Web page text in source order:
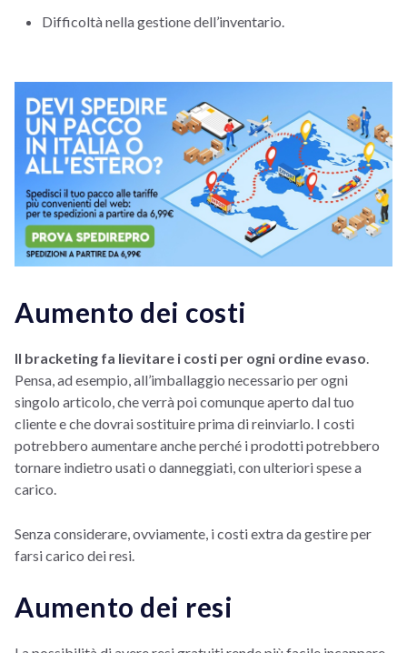
Difficoltà nella gestione dell’inventario.
Aumento dei costi
Il bracketing fa lievitare i costi per ogni ordine evaso
Pensa, ad esempio, all’imballaggio necessario per ogni
singolo articolo, che verrà poi comunque aperto dal tuo
cliente e che dovrai sostituire prima di reinviarlo. I costi
potrebbero aumentare anche perché i prodotti potrebbero
tornare indietro usati o danneggiati, con ulteriori spese a
carico.
Senza considerare, ovviamente, i costi extra da gestire per
farsi carico dei resi.
Aumento dei resi